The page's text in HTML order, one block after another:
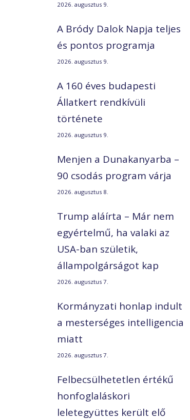
2026. augusztus 9.
A Bródy Dalok Napja teljes
és pontos programja
2026. augusztus 9.
A 160 éves budapesti
Állatkert rendkívüli
története
2026. augusztus 9.
Menjen a Dunakanyarba –
90 csodás program várja
2026. augusztus 8.
Trump aláírta – Már nem
egyértelmű, ha valaki az
USA-ban születik,
állampolgárságot kap
2026. augusztus 7.
Kormányzati honlap indult
a mesterséges intelligencia
miatt
2026. augusztus 7.
Felbecsülhetetlen értékű
honfoglaláskori
leletegyüttes került elő